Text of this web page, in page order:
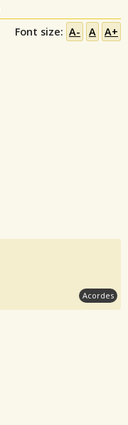
Font size: A- A A+
Acordes